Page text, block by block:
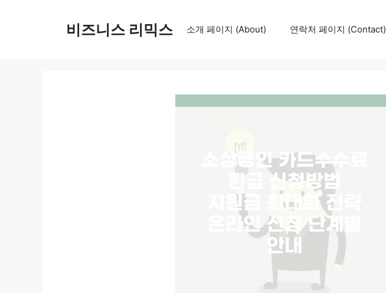
비즈니스 리믹스 소개 페이지 (About) 연락처 페이지 (Contact)